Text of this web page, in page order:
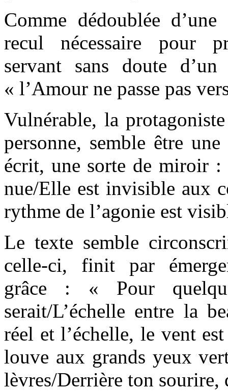
Comme dédoublée
recul nécessaire pour
servant sans doute
« l’Amour ne passe pas
Vulnérable, la
personne, semble être
écrit, une sorte de miroir
nue/Elle est invisible aux
rythme de l’agonie est
Le texte semble
celle-ci, finit par
grâce : « Pour
serait/L’échelle entre la
réel et l’échelle, le vent
louve aux grands yeux
lèvres/Derrière ton sourire,